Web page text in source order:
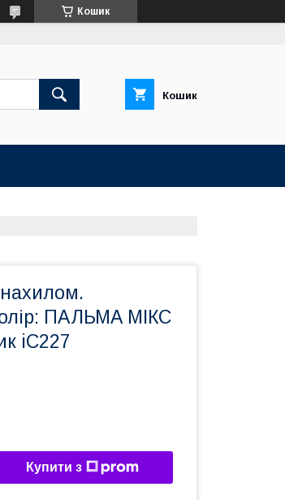
Кошик
Кошик
ПАЛЬМА МІКС
iC227
Купити з